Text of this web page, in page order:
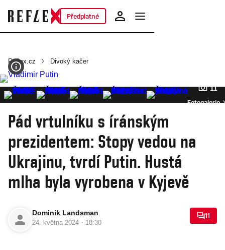
Předplatné
Reflex.cz Divoký kačer
11
Fotogalerie
Pád vrtulníku s íránským
prezidentem: Stopy vedou na
Ukrajinu, tvrdí Putin. Hustá
mlha byla vyrobena v Kyjevě
Dominik Landsman
24. května 2024 · 18:30
11